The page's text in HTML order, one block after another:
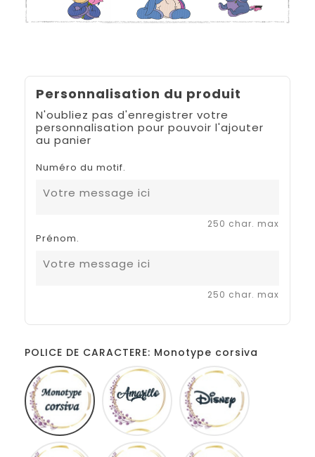
Personnalisation du produit
N'oubliez pas d'enregistrer votre
personnalisation pour pouvoir l'ajouter
au panier
Numéro du motif.
250 char. max
Prénom.
250 char. max
POLICE DE CARACTERE: Monotype corsiva
Monotype
corsiva
Amarillo
Comic
French